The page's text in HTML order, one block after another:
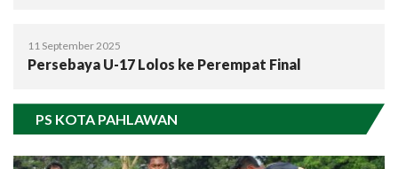
11 September 2025
Persebaya U-17 Lolos ke Perempat Final
PS KOTA PAHLAWAN